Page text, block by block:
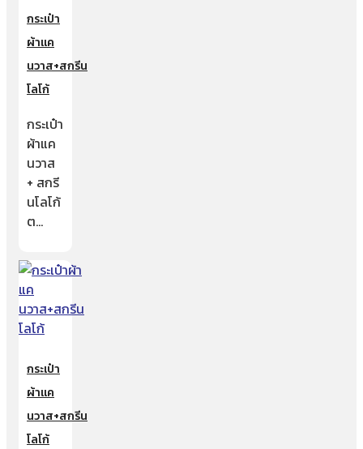
กระเป๋า
ผ้าแค
นวาส+สกรีน
โลโก้
กระเป๋า
ผ้าแค
นวาส
+ สกรี
นโลโก้
ต…
กระเป๋า
ผ้าแค
นวาส+สกรีน
โลโก้